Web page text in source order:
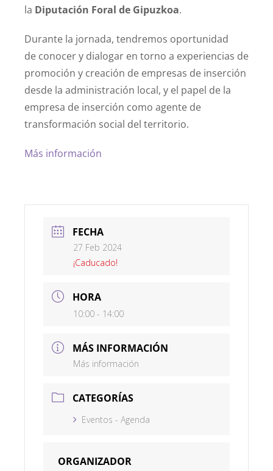
la Diputación Foral de Gipuzkoa.
Durante la jornada, tendremos oportunidad
de conocer y dialogar en torno a experiencias de
promoción y creación de empresas de inserción
desde la administración local, y el papel de la
empresa de inserción como agente de
transformación social del territorio.
Más información
FECHA
27 Feb 2024
¡Caducado!
HORA
10:00 - 14:00
MÁS INFORMACIÓN
Más información
CATEGORÍAS
Eventos - Agenda
ORGANIZADOR